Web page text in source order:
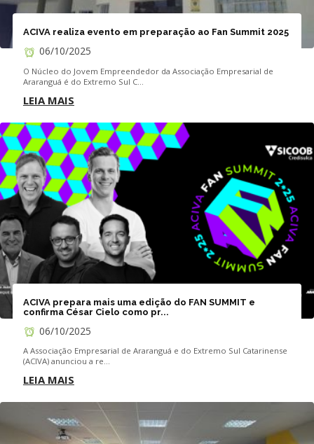
ACIVA realiza evento em preparação ao Fan Summit 2025
06/10/2025
O Núcleo do Jovem Empreendedor da Associação Empresarial de
Araranguá é do Extremo Sul C...
LEIA MAIS
ACIVA prepara mais uma edição do FAN SUMMIT e
confirma César Cielo como pr...
06/10/2025
A Associação Empresarial de Araranguá e do Extremo Sul Catarinense
(ACIVA) anunciou a re...
LEIA MAIS